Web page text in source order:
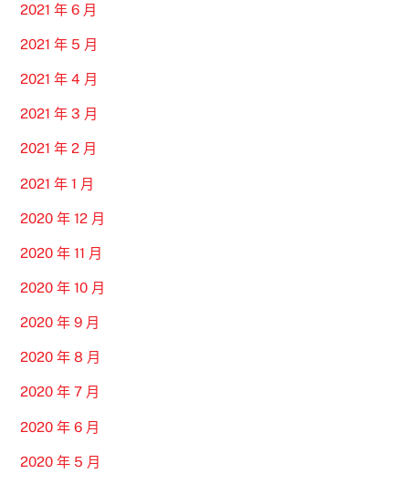
2021 年 6 月
2021 年 5 月
2021 年 4 月
2021 年 3 月
2021 年 2 月
2021 年 1 月
2020 年 12 月
2020 年 11 月
2020 年 10 月
2020 年 9 月
2020 年 8 月
2020 年 7 月
2020 年 6 月
2020 年 5 月